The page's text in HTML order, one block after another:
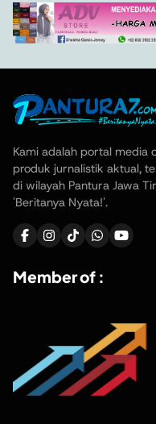
Kami adalah portal media
produk jurnalistik aktual,
di wilayah Pantura Jawa
'Beritanya Nyata!'.
Member of :